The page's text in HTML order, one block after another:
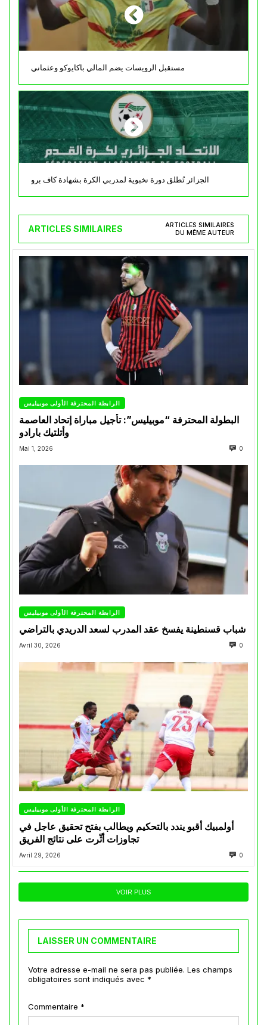
مستقبل الرويسات يضم المالي باكايوكو وعثماني
الجزائر تُطلق دورة نخبوية لمدربي الكرة بشهادة كاف برو
ARTICLES SIMILAIRES
ARTICLES SIMILAIRES
DU MÊME AUTEUR
الرابطة المحترفة الأولى موبيليس
البطولة المحترفة “موبيليس”: تأجيل مباراة إتحاد العاصمة
وأتلتيك بارادو
Mai 1, 2026 0
الرابطة المحترفة الأولى موبيليس
شباب قسنطينة يفسخ عقد المدرب لسعد الدريدي بالتراضي
Avril 30, 2026 0
الرابطة المحترفة الأولى موبيليس
أولمبيك أقبو يندد بالتحكيم ويطالب بفتح تحقيق عاجل في
تجاوزات أثّرت على نتائج الفريق
Avril 29, 2026 0
VOIR PLUS
LAISSER UN COMMENTAIRE
Votre adresse e-mail ne sera pas publiée. Les champs
obligatoires sont indiqués avec *
Commentaire *